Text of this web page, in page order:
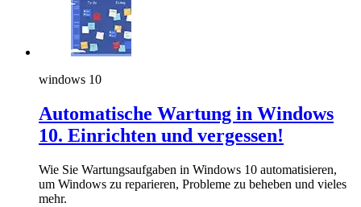
windows 10
Automatische Wartung in Windows
10. Einrichten und vergessen!
Wie Sie Wartungsaufgaben in Windows 10 automatisieren,
um Windows zu reparieren, Probleme zu beheben und vieles
mehr.